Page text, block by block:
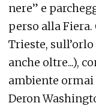
nere” e
perso alla
Trieste,
anche oltre...),
ambiente ormai
Deron